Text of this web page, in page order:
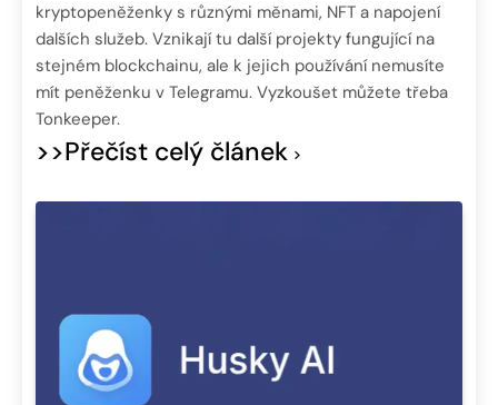
kryptopeněženky s různými měnami, NFT a napojení
dalších služeb. Vznikají tu další projekty fungující na
stejném blockchainu, ale k jejich používání nemusíte
mít peněženku v Telegramu. Vyzkoušet můžete třeba
Tonkeeper.
>>Přečíst celý článek